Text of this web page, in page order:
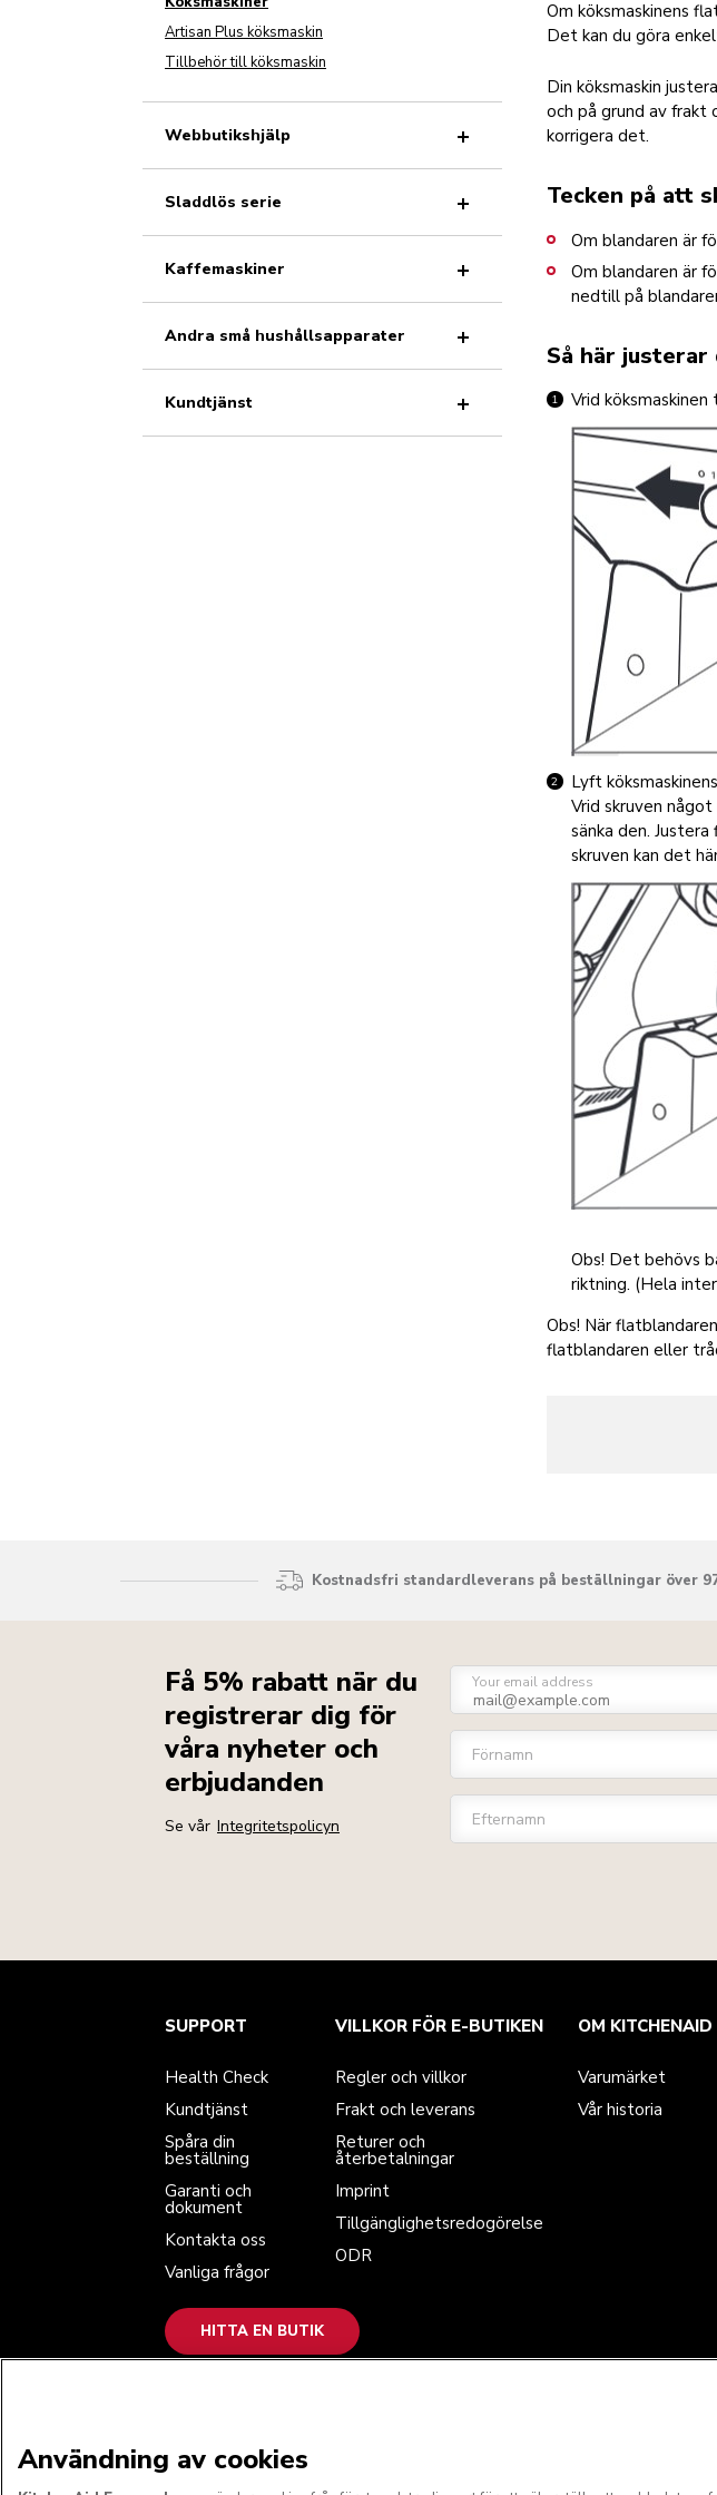
Om köksmaskinens
Det kan du göra
Din köksmaskin
och på grund av frakt
korrigera det.
Tecken på att
Om blandaren är
Om blandaren är
nedtill på
Så här justerar
Vrid
Lyft
Vrid skruven
sänka den.
skruven kan det
Obs! Det behövs
riktning. (Hela
Obs! När
flatblandaren eller
Artisan Plus köksmaskin
Tillbehör till köksmaskin
Webbutikshjälp
Sladdlös serie
Kaffemaskiner
Andra små hushållsapparater
Kundtjänst
Kostnadsfri standardleverans på beställningar över
Få 5% rabatt när du
registrerar dig för
våra nyheter och
erbjudanden
Se vår Integritetspolicyn
Your email address
Förnamn
Efternamn
Health Check
Kundtjänst
Kontakta oss
Regler och villkor
Frakt och leverans
Tillgänglighetsredogörelse
Varumärket
Vår historia
Hitta en butik
SUPPORT
Health Check
Kundtjänst
Spåra din
beställning
Garanti och
dokument
Kontakta oss
Vanliga frågor
VILLKOR FÖR E-BUTIKEN
Regler och villkor
Frakt och leverans
Returer och
återbetalningar
Imprint
Tillgänglighetsredogörelse
ODR
OM KITCHENAID
Varumärket
Vår historia
HITTA EN BUTIK
Användning av cookies